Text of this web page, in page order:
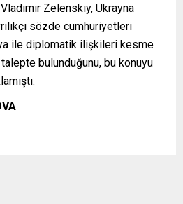
Zelenskiy, Ukrayna
sözde cumhuriyetleri
ile diplomatik ilişkileri kesme
bulunduğunu, bu konuyu